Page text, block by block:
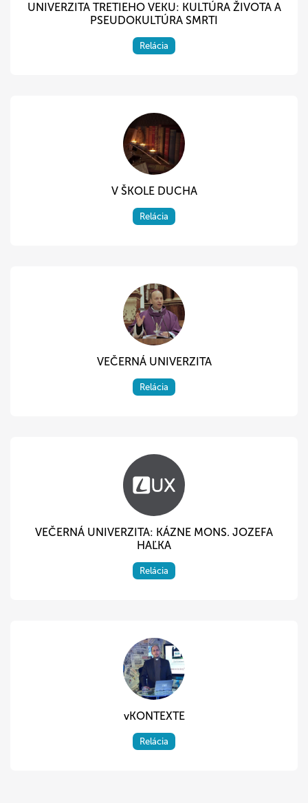
UNIVERZITA TRETIEHO VEKU: KULTÚRA ŽIVOTA A
PSEUDOKULTÚRA SMRTI
Relácia
V ŠKOLE DUCHA
Relácia
VEČERNÁ UNIVERZITA
Relácia
VEČERNÁ UNIVERZITA: KÁZNE MONS. JOZEFA
HAĽKA
Relácia
vKONTEXTE
Relácia